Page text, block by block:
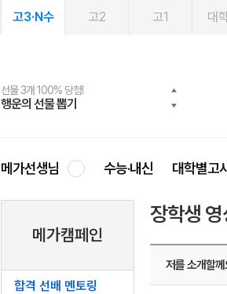
고3·N수 고2 고1 대
선물 3개 100% 당첨!
행운의 선물 뽑기
선물 100% 증정!
메가스터디 X 올리브
여름방학 스터디 캐시백
메가런 썸머스쿨
2027 러셀 단과
강사 공개선발
스마트러닝앱
설문 EVENT
메가패스
3일 무료 체험권
메가패스 수강생 무료혜택!
메가클럽 멤버십
사회공헌 캠페인
희망이룸 메가나눔
메가선생님 수능·내신 대학별고
메가캠페인
합격 선배 멘토링
장학생
저를 소개할께